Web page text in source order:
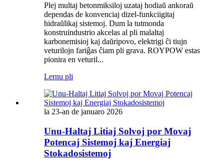
Plej multaj betonmiksiloj uzataj hodiaŭ ankoraŭ
dependas de konvenciaj dizel-funkciigitaj
hidraŭlikaj sistemoj. Dum la tutmonda
konstruindustrio akcelas al pli malaltaj
karbonemisioj kaj daŭripovo, elektrigi ĉi tiujn
veturilojn fariĝas ĉiam pli grava. ROYPOW estas
pionira en veturil...
Lernu pli
la 23-an de januaro 2026
Unu-Haltaj Litiaj Solvoj por Movaj
Potencaj Sistemoj kaj Energiaj
Stokadosistemoj